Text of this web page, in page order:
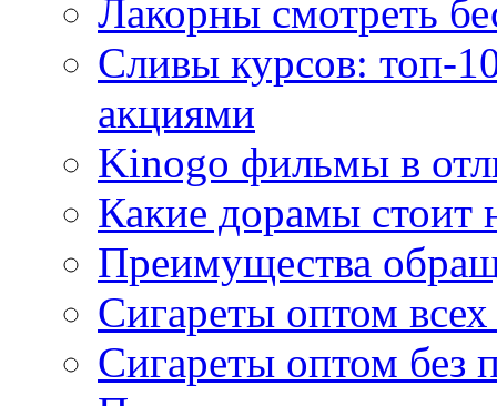
Лакорны смотреть
Сливы курсов: топ-
акциями
Kinogo фильмы в
Какие дорамы стоит
Преимущества
Сигареты оптом
Сигареты оптом без